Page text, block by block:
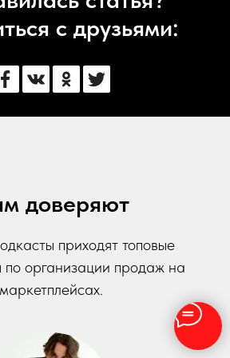
с друзьями:
доверяют
приходят топовые
по организации продаж на
маркетплейсах.